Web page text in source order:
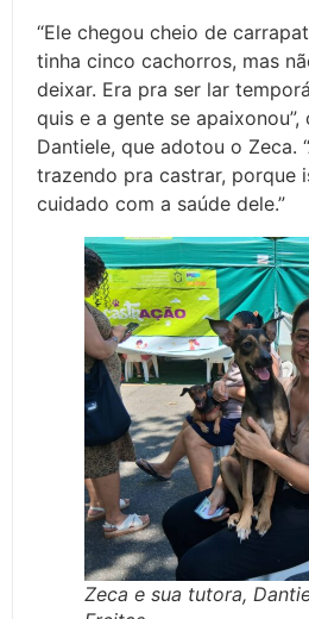
“Ele chegou cheio de
tinha cinco cachorros, mas
deixar. Era pra ser lar
quis e a gente se
Dantiele, que adotou o Zeca.
trazendo pra castrar, porque
cuidado com a saúde dele.”
Zeca e sua tutora,